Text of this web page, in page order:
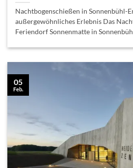
Nachtbogenschießen in Sonnenbühl-
außergewöhnliches Erlebnis Das
Feriendorf Sonnenmatte in
05
Feb.